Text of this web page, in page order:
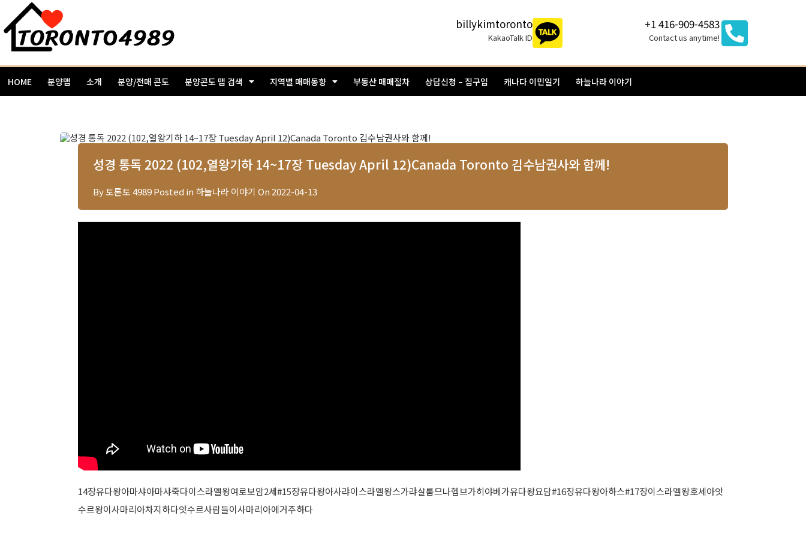
billykimtoronto
KakaoTalk ID
+1 416-909-4583
Contact us anytime!
HOME 분양맵 소개 분양/전매 콘도 분양콘도 맵 검색 지역별 매매동향 부동산 매매절차 상담신청 – 집구입 캐나다 이민일기 하늘나라 이야기
성경 통독 2022 (102,열왕기하 14~17장 Tuesday April 12)Canada Toronto 김수남권사와 함께!
By토론토 4989Posted in 하늘나라 이야기 On2022-04-13
14장유다왕아마샤아마샤죽다이스라엘왕여로보암2세#15장유다왕아사랴이스라엘왕스가랴살룸므나헴브가히야베가유다왕요담#16장유다왕아하스#17장이스라엘왕호세아앗
수르왕이사마리아차지하다앗수르사람들이사마리아에거주하다